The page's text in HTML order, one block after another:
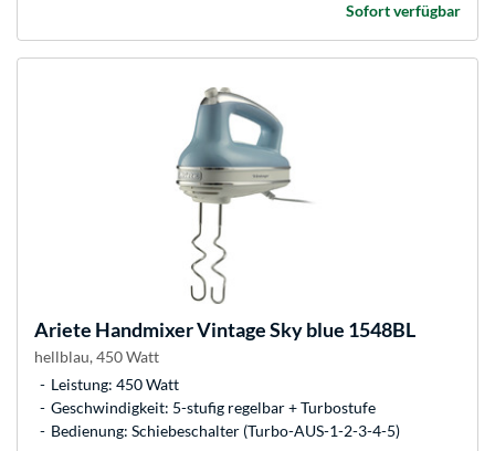
Sofort verfügbar
Ariete Handmixer Vintage Sky blue 1548BL
hellblau, 450 Watt
Leistung: 450 Watt
Geschwindigkeit: 5-stufig regelbar + Turbostufe
Bedienung: Schiebeschalter (Turbo-AUS-1-2-3-4-5)